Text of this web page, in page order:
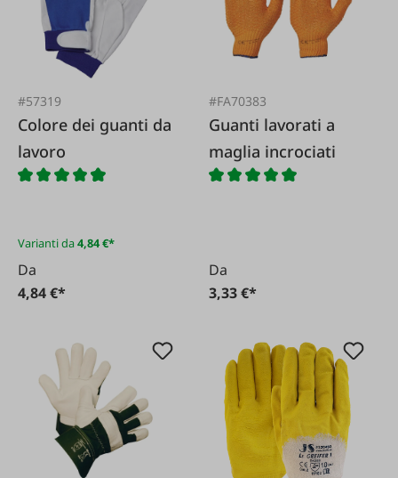
#57319
Colore dei guanti da
lavoro
Varianti da4,84 €*
Da
4,84 €*
#FA70383
Guanti lavorati a
maglia incrociati
Da
3,33 €*